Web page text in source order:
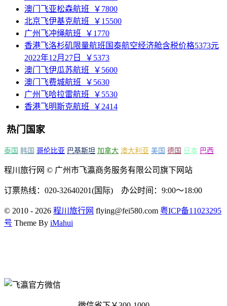
澳门飞亚松森航班
￥7800
北京飞伊基克航班
￥15500
广州飞冲绳航班
￥1770
香港飞洛杉矶限量航班国泰航空经济舱含税价格5373元
2022年12月27日
￥5373
澳门飞伊瓜苏航班
￥5600
澳门飞费城航班
￥5630
广州飞哈拉雷航班
￥5530
香港飞明斯克航班
￥2414
热门国家
泰国 韩国 哥伦比亚 巴基斯坦 加拿大 澳大利亚 美国 德国 日本 巴西
程川旅行网 © 广州市飞瀛商务服务有限公司旗下网站
订票热线：020-32640201(国际) 办公时间：9:00～18:00
© 2010 - 2026 程川旅行网 flying@fei580.com 粤ICP备11023295
号 Theme By iMahui